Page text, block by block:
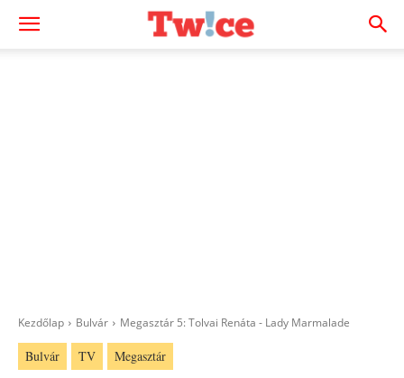
Kezdőlap Bulvár Megasztár 5: Tolvai Renáta - Lady Marmalade
Bulvár TV Megasztár